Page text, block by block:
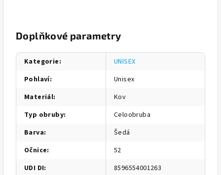
Doplňkové parametry
Kategorie:
UNISEX
Pohlaví:
Unisex
Materiál:
Kov
Typ obruby:
Celoobruba
Barva:
Šedá
Očnice:
52
UDI DI:
8596554001263